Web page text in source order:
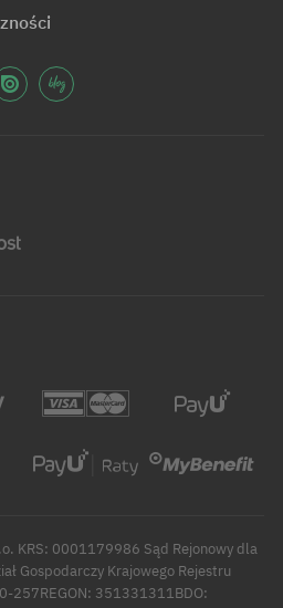
KRS: 0001179986 Sąd Rejonowy dla
Gospodarczy Krajowego Rejestru
257REGON: 351331311BDO: